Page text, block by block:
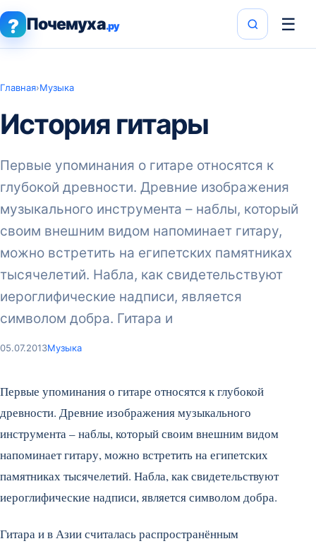
? Почемуха.ру ☰
Главная›Музыка
История гитары
Первые упоминания о гитаре относятся к
глубокой древности. Древние изображения
музыкального инструмента – наблы, который
своим внешним видом напоминает гитару,
можно встретить на египетских памятниках
тысячелетий. Набла, как свидетельствуют
иероглифические надписи, является
символом добра. Гитара и
05.07.2013Музыка
Первые упоминания о гитаре относятся к глубокой
древности. Древние изображения музыкального
инструмента – наблы, который своим внешним видом
напоминает гитару, можно встретить на египетских
памятниках тысячелетий. Набла, как свидетельствуют
иероглифические надписи, является символом добра.
Гитара и в Азии считалась распространённым